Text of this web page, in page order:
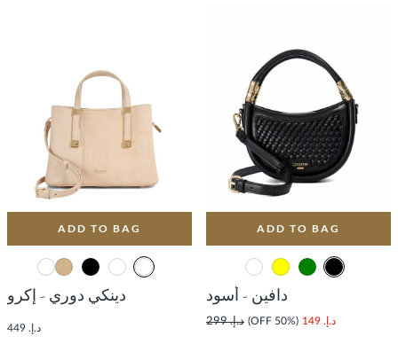
ADD TO BAG
دافين - أسود
د.إ. 149 (50% OFF) د.إ. 299
ADD TO BAG
دينكي دوري - إكرو
د.إ. 449